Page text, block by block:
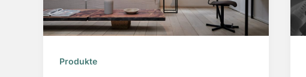
Produkte